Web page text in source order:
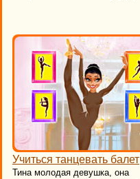
Учиться танцевать балет
Тина молодая девушка, она